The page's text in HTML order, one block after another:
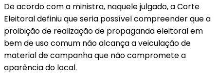
De acordo com a ministra, naquele julgado, a Corte
Eleitoral definiu que seria possível compreender que a
proibição de realização de propaganda eleitoral em
bem de uso comum não alcança a veiculação de
material de campanha que não compromete a
aparência do local.